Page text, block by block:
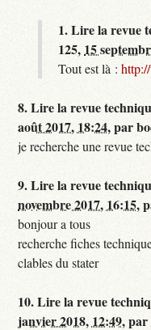
1.Lire la revue
125, 15
Tout est là :
8.Lire la revue
août 2017, 18:24,par
je recherche une revue
9.Lire la revue
novembre 2017, 16:15,
bonjour a tous
recherche fiches
clables du stater
10.Lire la revue
janvier 2018, 12:49,par